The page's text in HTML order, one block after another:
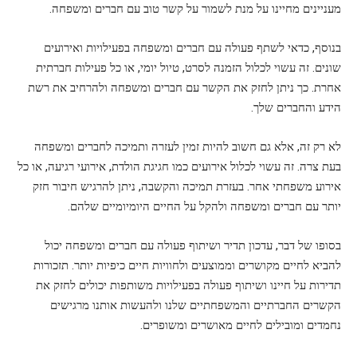
מעניינים מחיינו על מנת לשמור על קשר טוב עם חברים ומשפחה.
בנוסף, כדאי לשתף פעולה עם חברים ומשפחה בפעילויות ואירועים
שונים. זה עשוי לכלול הזמנה לסרט, טיול יומי, או כל פעילות חברתית
אחרת. כך ניתן לחזק את הקשר עם חברים ומשפחה ולהרחיב את רשת
הידע והחברים שלך.
לא רק זה, אלא גם חשוב להיות זמין לעזרה ותמיכה לחברים ומשפחה
בעת צרה. זה עשוי לכלול אירועים כמו חגיגת הולדת, אירועי רגיעה, או כל
אירוע משפחתי אחר. בעזרת תמיכה והקשבה, ניתן להרגיש חיבור חזק
יותר עם חברים ומשפחה ולהקל על החיים היומיומיים שלהם.
בסופו של דבר, עדכון תדיר ושיתוף פעולה עם חברים ומשפחה יכול
להביא לחיים מקושרים וממוצעים ולחוויות חיים כיפיות יותר. תזכורות
תדירות על חיינו ושיתוף פעולה בפעילויות משותפות יכולים לחזק את
הקשרים החברתיים והמשפחתיים שלנו ולהעשות אותנו מרגישים
נחמדים ומובילים לחיים מאושרים ומשופרים.